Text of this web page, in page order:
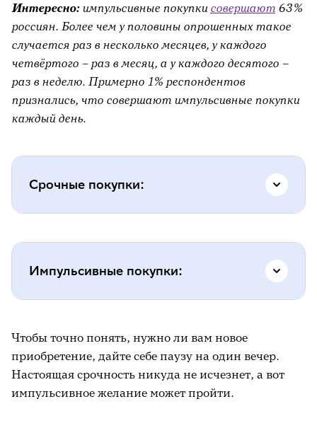
Я знал(а), что она мне нужна, или
решил(а) это только что?
Если подождать 2-3 дня, ситуация станет
критичной?
Я покупаю это по необходимости или из-
Интересно:импульсивные покупки совершают 63%
россиян. Более чем у половины опрошенных такое
случается раз в несколько месяцев, у каждого
четвёртого – раз в месяц, а у каждого десятого –
раз в неделю. Примерно 1% респондентов
признались, что совершают импульсивные покупки
каждый день.
Срочные покупки:
лекарства при болезни;
замена сломанного телефона, если он
покупка подарка перед важным
мероприятием.
Импульсивные покупки:
задумывались;
доставка еды из ресторана после
тяжёлого дня;
Чтобы точно понять, нужно ли вам новое
приобретение, дайте себе паузу на один вечер.
Настоящая срочность никуда не исчезнет, а вот
импульсивное желание может пройти.